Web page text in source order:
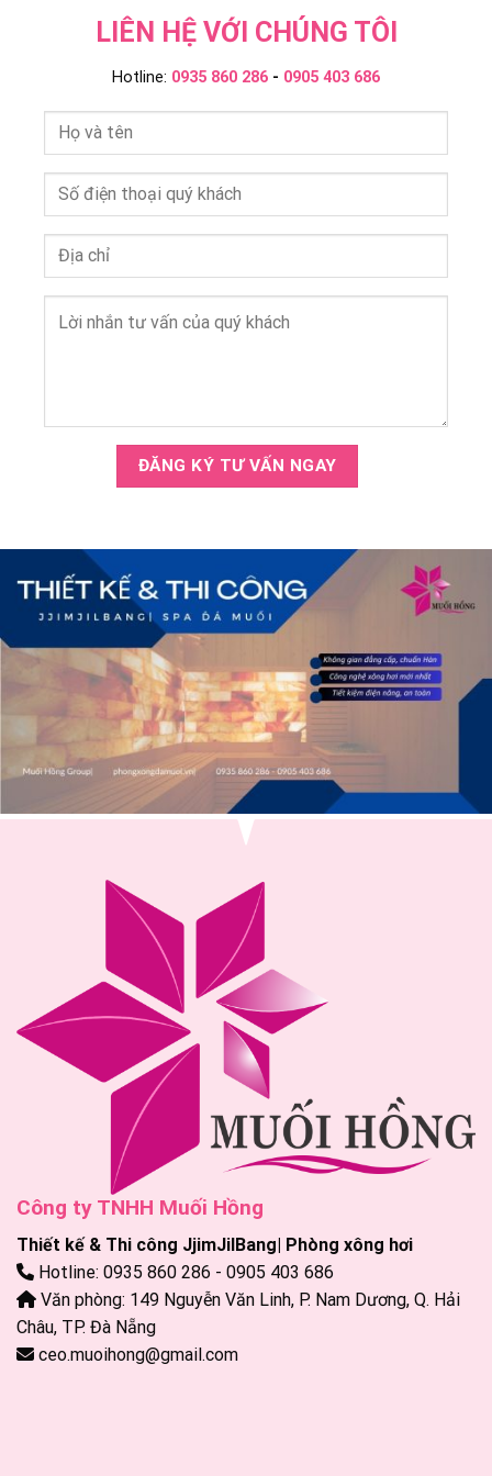
LIÊN HỆ VỚI CHÚNG TÔI
Hotline: 0935 860 286 - 0905 403 686
Công ty TNHH Muối Hồng
Thiết kế & Thi công JjimJilBang| Phòng xông hơi
Hotline: 0935 860 286 - 0905 403 686
Văn phòng: 149 Nguyễn Văn Linh, P. Nam Dương, Q. Hải
Châu, TP. Đà Nẵng
ceo.muoihong@gmail.com